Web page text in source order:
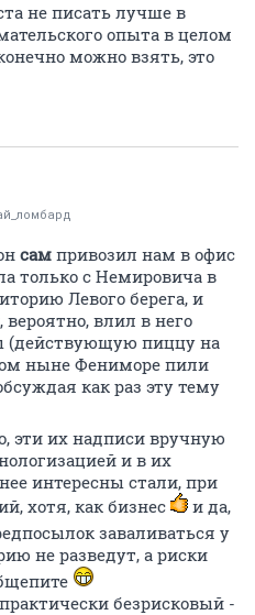
не писать лучше в
опыта в целом
можно взять, это
сам привозил нам в офис
только с Немировича в
Левого берега, и
влил в него
(действующую пиццу на
ныне Фениморе пили
как раз эту тему
эти их надписи вручную
и в их
интересны стали, при
хотя, как бизнес
и да,
заваливаться у
не разведут, а риски
безрисковый -